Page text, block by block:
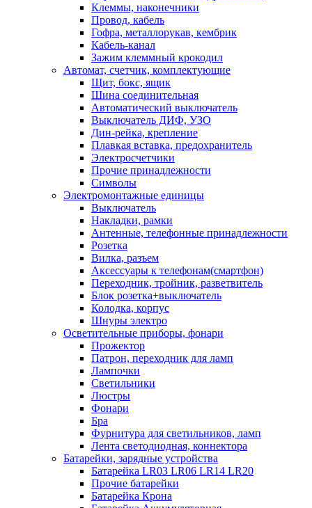
Клеммы, наконечники
Провод, кабель
Гофра, металлорукав, кембрик
Кабель-канал
Зажим клеммный крокодил
Автомат, счетчик, комплектующие
Щит, бокс, ящик
Шина соединительная
Автоматический выключатель
Выключатель ДИФ, УЗО
Дин-рейка, крепление
Плавкая вставка, предохранитель
Электросчетчики
Прочие принадлежности
Символы
Электромонтажные единицы
Выключатель
Накладки, рамки
Антенные, телефонные принадлежности
Розетка
Вилка, разъем
Аксессуары к телефонам(смартфон)
Переходник, тройник, разветвитель
Блок розетка+выключатель
Колодка, корпус
Шнуры электро
Осветительные приборы, фонари
Прожектор
Патрон, переходник для ламп
Лампочки
Светильники
Люстры
Фонари
Бра
Фурнитура для светильников, ламп
Лента светодиодная, коннектора
Батарейки, зарядные устройства
Батарейка LR03 LR06 LR14 LR20
Прочие батарейки
Батарейка Крона